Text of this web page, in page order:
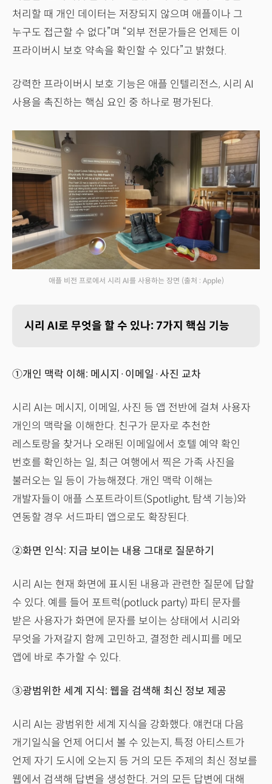
처리할 때 개인 데이터는 저장되지 않으며 애플이나 그
누구도 접근할 수 없다”며 “외부 전문가들은 언제든 이
프라이버시 보호 약속을 확인할 수 있다”고 밝혔다.
강력한 프라이버시 보호 기능은 애플 인텔리전스, 시리 AI
사용을 촉진하는 핵심 요인 중 하나로 평가된다.
애플 비전 프로에서 시리 AI를 사용하는 장면 (출처 : Apple)
시리 AI로 무엇을 할 수 있나: 7가지 핵심 기능
①개인 맥락 이해: 메시지·이메일·사진 교차
시리 AI는 메시지, 이메일, 사진 등 앱 전반에 걸쳐 사용자
개인의 맥락을 이해한다. 친구가 문자로 추천한
레스토랑을 찾거나 오래된 이메일에서 호텔 예약 확인
번호를 확인하는 일, 최근 여행에서 찍은 가족 사진을
불러오는 일 등이 가능해졌다. 개인 맥락 이해는
개발자들이 애플 스포트라이트(Spotlight, 탐색 기능)와
연동할 경우 서드파티 앱으로도 확장된다.
②화면 인식: 지금 보이는 내용 그대로 질문하기
시리 AI는 현재 화면에 표시된 내용과 관련한 질문에 답할
수 있다. 예를 들어 포트럭(potluck party) 파티 문자를
받은 사용자가 화면에 문자를 보이는 상태에서 시리와
무엇을 가져갈지 함께 고민하고, 결정한 레시피를 메모
앱에 바로 추가할 수 있다.
③광범위한 세계 지식: 웹을 검색해 최신 정보 제공
시리 AI는 광범위한 세계 지식을 강화했다. 얘컨대 다음
개기일식을 언제 어디서 볼 수 있는지, 특정 아티스트가
언제 자기 도시에 오는지 등 거의 모든 주제의 최신 정보를
웹에서 검색해 답변을 생성한다. 거의 모든 답변에 대해